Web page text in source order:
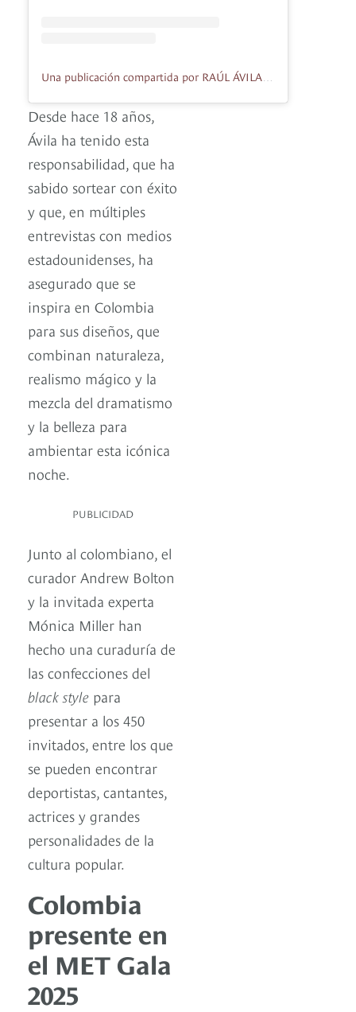
Desde hace 18 años,
Ávila ha tenido esta
responsabilidad, que ha
sabido sortear con éxito
y que, en múltiples
entrevistas con medios
estadounidenses, ha
asegurado que se
inspira en Colombia
para sus diseños, que
combinan naturaleza,
realismo mágico y la
mezcla del dramatismo
y la belleza para
ambientar esta icónica
noche.
PUBLICIDAD
Junto al colombiano, el
curador Andrew Bolton
y la invitada experta
Mónica Miller han
hecho una curaduría de
las confecciones del
black style para
presentar a los 450
invitados, entre los que
se pueden encontrar
deportistas, cantantes,
actrices y grandes
personalidades de la
cultura popular.
Colombia
presente en
el MET Gala
2025